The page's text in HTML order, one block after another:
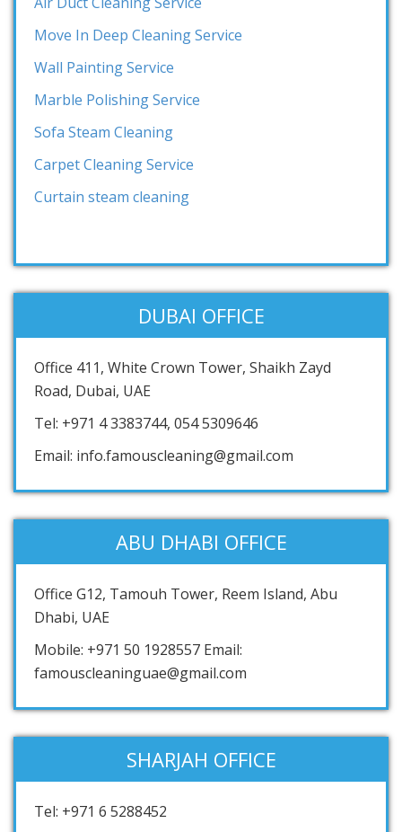
Move In Deep Cleaning Service
Wall Painting Service
Marble Polishing Service
Sofa Steam Cleaning
Carpet Cleaning Service
Curtain steam cleaning
DUBAI OFFICE
Office 411, White Crown Tower, Shaikh Zayd
Road, Dubai, UAE
Tel: +971 4 3383744, 054 5309646
Email: info.famouscleaning@gmail.com
ABU DHABI OFFICE
Office G12, Tamouh Tower, Reem Island, Abu
Dhabi, UAE
Mobile: +971 50 1928557 Email:
famouscleaninguae@gmail.com
SHARJAH OFFICE
Tel: +971 6 5288452